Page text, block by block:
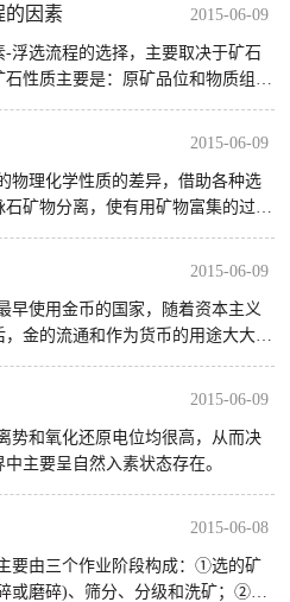
2015-06-09
的因素
浮选流程的选择，主要取决于矿石
性质主要是：原矿品位和物质组
共生关系；矿石在磨矿过程中的泥
2015-06-09
物理化学性质的差异，借助各种选
矿物分离，使有用矿物富集的过
2015-06-09
早使用金币的国家，随着资本主义
金的流通和作为货币的用途大大削
备和私人积蓄的物质。此外，在工
2015-06-09
势和氧化还原电位均很高，从而决
主要呈自然入素状态存在。
2015-06-08
要由三个作业阶段构成：①选的矿
或磨碎)、筛分、分级和洗矿；②选